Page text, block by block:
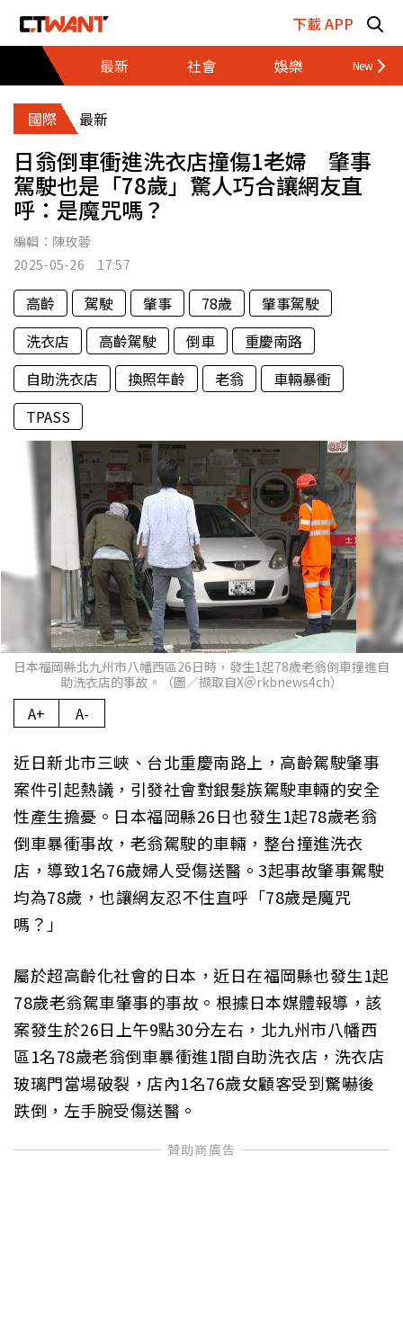
下載 APP
最新
社會 娛樂 財經
國際 最新
日翁倒車衝進洗衣店撞傷1老婦 肇事
駕駛也是「78歲」驚人巧合讓網友直
呼：是魔咒嗎？
編輯： 陳玫蓉
2025-05-26 17:57
高齡 駕駛 肇事 78歲
肇事駕駛
洗衣店
高齡駕駛 倒車
重慶南路
自助洗衣店
換照年齡 老翁
車輛暴衝
TPASS
日本福岡縣北九州市八幡西區26日時，發生1起78歲老翁倒車撞進自
助洗衣店的事故。（圖／擷取自X＠rkbnews4ch）
A+ A-
近日新北市三峽、台北重慶南路上，高齡駕駛肇事
案件引起熱議，引發社會對銀髮族駕駛車輛的安全
性產生擔憂。日本福岡縣26日也發生1起78歲老翁
倒車暴衝事故，老翁駕駛的車輛，整台撞進洗衣
店，導致1名76歲婦人受傷送醫。3起事故肇事駕駛
均為78歲，也讓網友忍不住直呼「78歲是魔咒
嗎？」
屬於超高齡化社會的日本，近日在福岡縣也發生1起
78歲老翁駕車肇事的事故。根據日本媒體報導，該
案發生於26日上午9點30分左右，北九州市八幡西
區1名78歲老翁倒車暴衝進1間自助洗衣店，洗衣店
玻璃門當場破裂，店內1名76歲女顧客受到驚嚇後
跌倒，左手腕受傷送醫。